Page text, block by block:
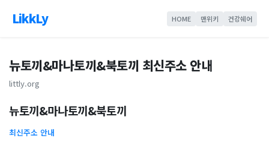
LikkLy HOME 맨위키 건강쉐어
뉴토끼&마나토끼&북토끼 최신주소 안내
littly.org
뉴토끼&마나토끼&북토끼
최신주소 안내